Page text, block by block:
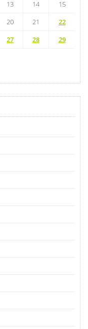
13 14
15
20 21
22
27 28
29